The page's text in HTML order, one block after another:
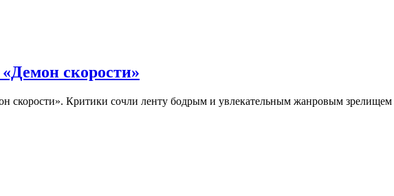
скорости»
скорости». Критики сочли ленту бодрым и увлекательным жанровым